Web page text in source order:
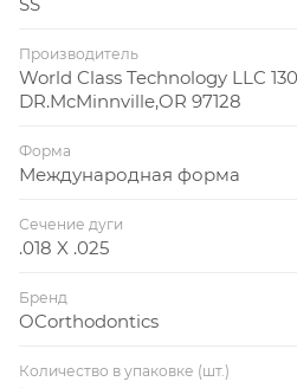
Производитель
World Class Technology LLC
DR.McMinnville,OR 97128
Форма
Международная форма
Сечение дуги
.018 X .025
Бренд
OCorthodontics
Количество в упаковке (шт.)